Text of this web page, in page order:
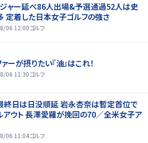
ャー延べ86人出場&予選通過52人は史
定着した日本女子ゴルフの強さ
06 12:00ゴルフ
ーが摂りたい『油』はこれ！
06 11:30ゴルフ
終日は日没順延 岩永杏奈は暫定首位で
アウト 長澤愛羅が挽回の70／全米女子ア
06 11:04ゴルフ